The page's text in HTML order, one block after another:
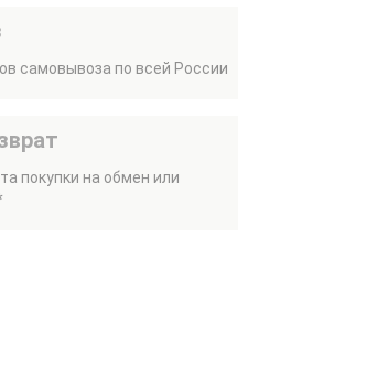
самовывоза по всей России
покупки на обмен или